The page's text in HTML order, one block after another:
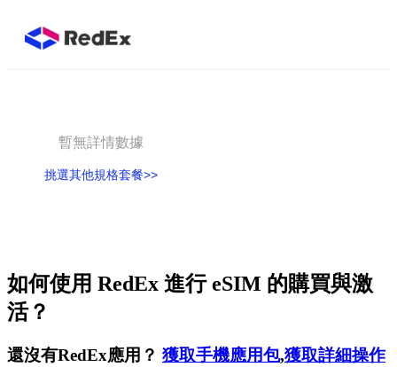
暫無詳情數據
挑選其他規格套餐>>
如何使用 RedEx 進行 eSIM 的購買與激
活？
還沒有RedEx應用？ 獲取手機應用包,獲取詳細操作